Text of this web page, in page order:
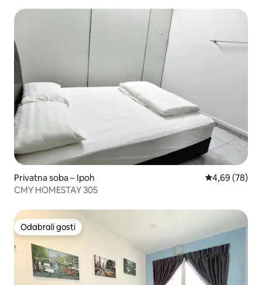
Privatna soba – Ipoh Prosječna
4,69 (78)
CMY HOMESTAY 305
Odabrali gosti
Odabrali gosti